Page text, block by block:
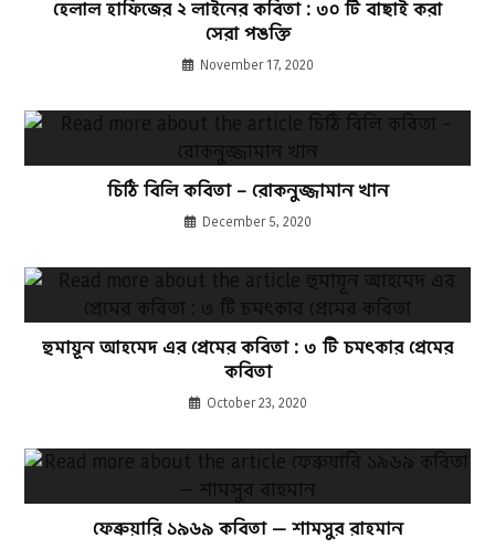
হেলাল হাফিজের ২ লাইনের কবিতা : ৩০ টি বাছাই করা
সেরা পঙক্তি
November 17, 2020
চিঠি বিলি কবিতা – রোকনুজ্জামান খান
December 5, 2020
হুমায়ূন আহমেদ এর প্রেমের কবিতা : ৩ টি চমৎকার প্রেমের
কবিতা
October 23, 2020
ফেব্রুয়ারি ১৯৬৯ কবিতা — শামসুর রাহমান